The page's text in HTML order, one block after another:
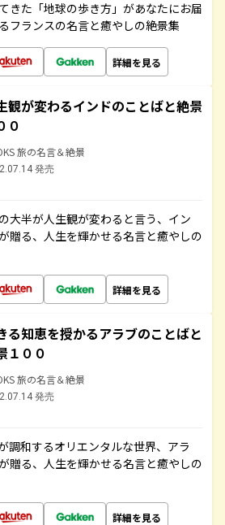
きた「地球の歩き方」があなたにお届
フランスの名言と癒やしの絶景集
詳細を見る
観が変わるインドのことばと絶景
０
旅の名言＆絶景
発売
大半が人生観が変わると言う、イン
贈る、人生を輝かせる名言と癒やしの
詳細を見る
る知恵を授かるアラブのことばと
１００
旅の名言＆絶景
発売
調和するオリエンタルな世界、アラ
贈る、人生を輝かせる名言と癒やしの
詳細を見る